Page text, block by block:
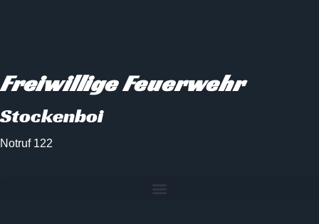
Freiwillige Feuerwehr
Stockenboi
Notruf 122